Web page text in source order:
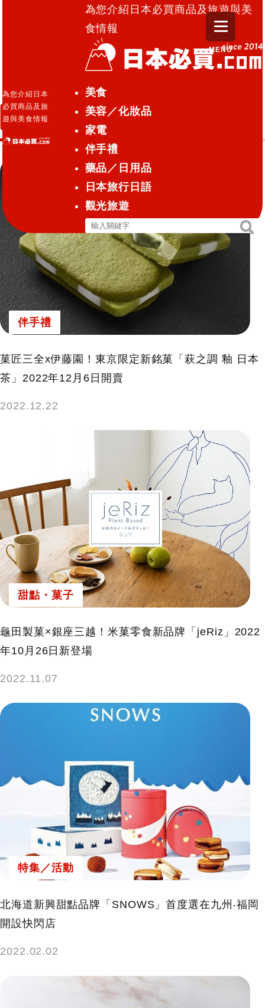
為您介紹日本
必買商品及旅
遊與美食情報
為您介紹日本必買商品及旅遊與美
食情報
美食
美容／化妝品
家電
伴手禮
藥品／日用品
日本旅行日語
觀光旅遊
搜
尋
關
鍵
字:
搜
MENU
貓舌餅乾
伴手禮
菓匠三全x伊藤園！東京限定新銘菓「萩之調 釉 日本
茶」2022年12月6日開賣
2022.12.22
甜點・菓子
龜田製菓×銀座三越！米菓零食新品牌「jeRiz」2022
年10月26日新登場
2022.11.07
特集／活動
北海道新興甜點品牌「SNOWS」首度選在九州‧福岡
開設快閃店
2022.02.02